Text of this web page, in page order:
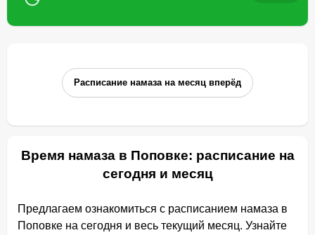
Расписание намаза на месяц вперёд
Время намаза в Поповке: расписание на
сегодня и месяц
Предлагаем ознакомиться с расписанием намаза в
Поповке на сегодня и весь текущий месяц. Узнайте